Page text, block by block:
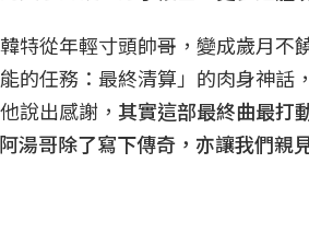
特從年輕寸頭帥哥，變成歲月
的任務：最終清算」的肉身神
說出感謝， 其實這部最終曲最打
湯哥除了寫下傳奇，亦讓我們親